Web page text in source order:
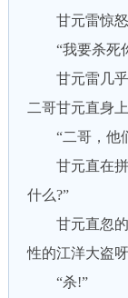
甘元雷惊怒
“我要杀死
甘元雷几乎
二哥甘元直身
“二哥，他
甘元直在拼
什么?”
甘元直忽的
性的江洋大盗
“杀!”